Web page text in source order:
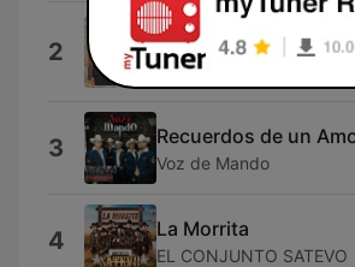
2
Intro "Banda el Limón"
La Original Banda El
3 Recuerdos de un
Voz de Mando
4 La Morrita
EL CONJUNTO SATEVO